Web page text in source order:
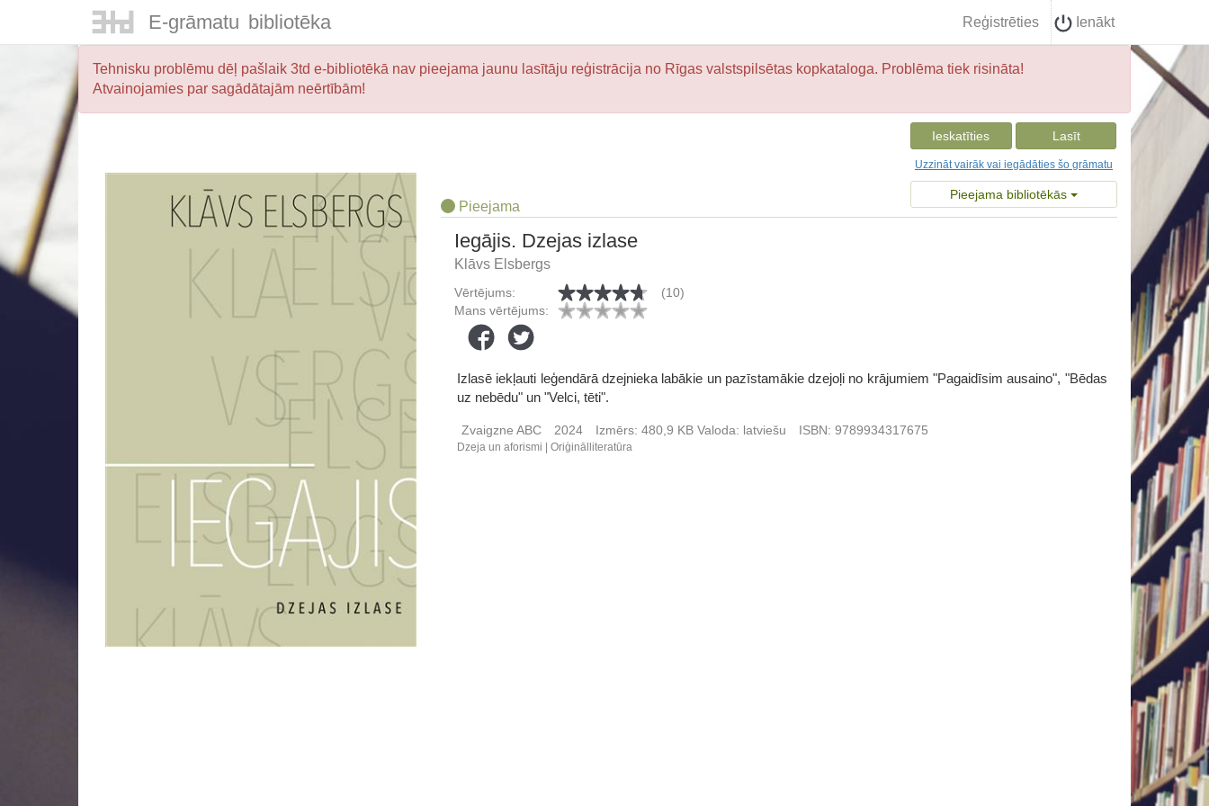
E-grāmatu bibliotēka Reģistrēties Ienākt
Tehnisku problēmu dēļ pašlaik 3td e-bibliotēkā nav pieejama jaunu lasītāju reģistrācija no Rīgas valstspilsētas kopkataloga. Problēma tiek risināta!
Atvainojamies par sagādātajām neērtībām!
Ieskatīties Lasīt
Uzzināt vairāk vai iegādāties šo grāmatu
Pieejama bibliotēkās
Pieejama
Iegājis. Dzejas izlase
Klāvs Elsbergs
Vērtējums:
(10)
Mans vērtējums:
Izlasē iekļauti leģendārā dzejnieka labākie un pazīstamākie dzejoļi no krājumiem "Pagaidīsim ausaino", "Bēdas
uz nebēdu" un "Velci, tēti".
Zvaigzne ABC 2024 Izmērs: 480,9 KBValoda: latviešu ISBN: 9789934317675
Dzeja un aforismi Oriģinālliteratūra